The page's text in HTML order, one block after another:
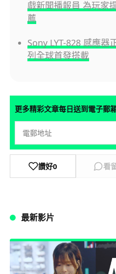
戲新聞播報員 為玩家
薦
Sony LYT-828 感應器
列全球首發搭載
更多精彩文章每日送到電子郵
讚好0 看
最新影片